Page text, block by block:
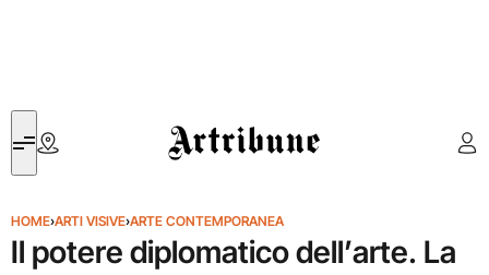
Artribune
HOME›ARTI VISIVE›ARTE CONTEMPORANEA
Il potere diplomatico dell’arte. La